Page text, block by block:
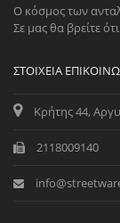
Ο κόσμος των
Σε μας θα βρείτε
ΣΤΟΙΧΕΊΑ
Κρήτης 44,
2118009140